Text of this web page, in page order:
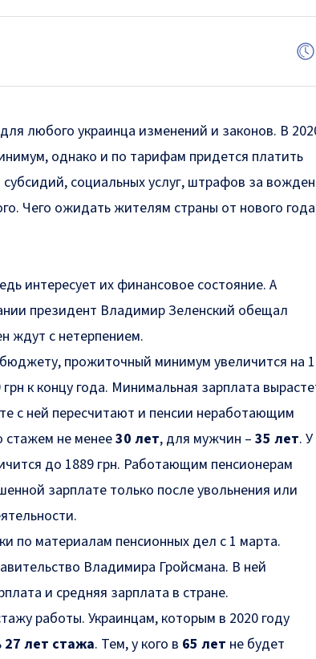
любого украинца изменений и законов. В
однако и по тарифам придется платить
социальных услуг, штрафов за
Чего ожидать жителям страны от нового
интересует их финансовое состояние. А
президент Владимир Зеленский обещал
ждут с нетерпением.
прожиточный минимум увеличится на
к концу года. Минимальная зарплата
с ней пересчитают и пенсии неработающим
не менее30 лет, для мужчин – 35 лет. У
до 1889 грн. Работающим пенсионерам
зарплате только после увольнения или
по материалам пенсионных дел с 1 марта.
Владимира Гройсмана. В ней
и средняя зарплата в стране.
работы. Украинцам, которым в 2020 году
27 лет стажа. Тем, у кого в 65 лет не будет